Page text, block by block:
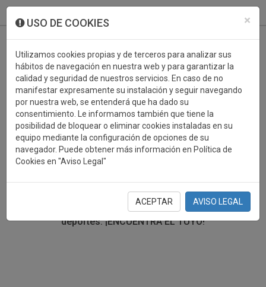
×
USO DE COOKIES
Utilizamos cookies propias y de terceros para analizar sus
hábitos de navegación en nuestra web y para garantizar la
calidad y seguridad de nuestros servicios. En caso de no
manifestar expresamente su instalación y seguir navegando
por nuestra web, se entenderá que ha dado su
consentimiento. Le informamos también que tiene la
posibilidad de bloquear o eliminar cookies instaladas en su
equipo mediante la configuración de opciones de su
navegador. Puede obtener más información en Política de
Cookies en "Aviso Legal"
ACEPTAR AVISO LEGAL
TROFEOS DEPORTIVOS GOLF
En esta sección encontrarás una gran variedad de
filtros por deporte, material y precio del trofeo.
Trofeos deportivos para todos los
deportes. ¡ENCUENTRA EL TUYO!